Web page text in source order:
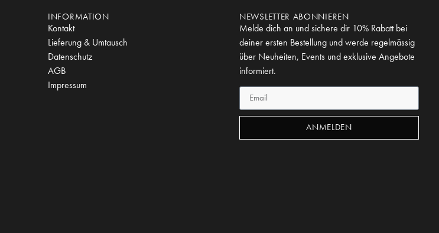
INFORMATION
Kontakt
Lieferung & Umtausch
Datenschutz
AGB
Impressum
NEWSLETTER ABONNIEREN
Melde dich an und sichere dir 10% Rabatt bei
deiner ersten Bestellung und werde regelmässig
über Neuheiten, Events und exklusive Angebote
informiert.
ANMELDEN